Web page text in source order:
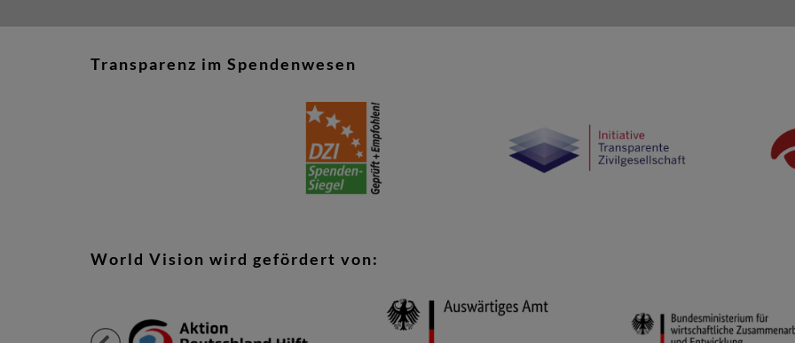
Transparenz im Spendenwesen
World Vision wird gefördert von: